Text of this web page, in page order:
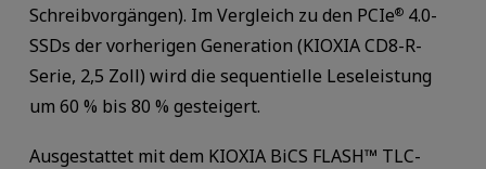
Schreibvorgängen). Im Vergleich zu den PCIe®4.0-
SSDs der vorherigen Generation (KIOXIA CD8-R-
Serie, 2,5 Zoll) wird die sequentielle Leseleistung
um 60 % bis 80 % gesteigert.
Ausgestattet mit dem KIOXIA BiCS FLASH™ TLC-